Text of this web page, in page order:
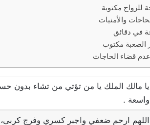
للزواج مكتوبة
والأمنيات
في دقائق
الصعبة مكتوب
قضاء الحاجات
يا مالك الملك يا من تؤتي من تشاء بدون
واسعة .
اللهم ارحم ضعفي واجبر كسري وفرج كربى،